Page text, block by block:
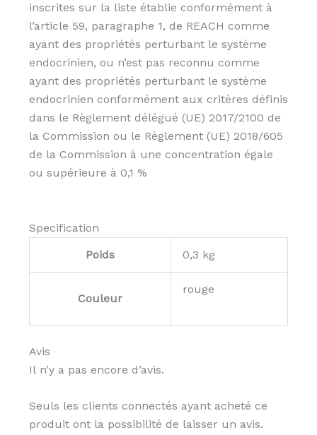
inscrites sur la liste établie conformément à
l’article 59, paragraphe 1, de REACH comme
ayant des propriétés perturbant le système
endocrinien, ou n’est pas reconnu comme
ayant des propriétés perturbant le système
endocrinien conformément aux critères définis
dans le Règlement délégué (UE) 2017/2100 de
la Commission ou le Règlement (UE) 2018/605
de la Commission à une concentration égale
ou supérieure à 0,1 %
Specification
Poids
0,3 kg
Couleur
rouge
Avis
Il n’y a pas encore d’avis.
Seuls les clients connectés ayant acheté ce
produit ont la possibilité de laisser un avis.